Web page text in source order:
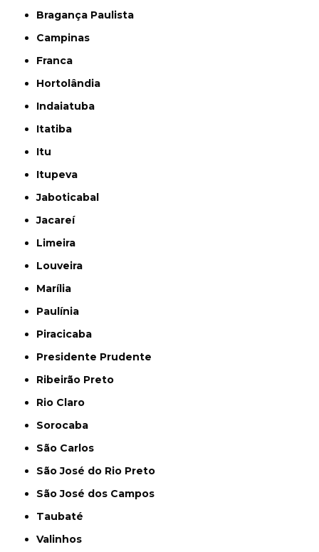
Bragança Paulista
Campinas
Franca
Hortolândia
Indaiatuba
Itatiba
Itu
Itupeva
Jaboticabal
Jacareí
Limeira
Louveira
Marília
Paulínia
Piracicaba
Presidente Prudente
Ribeirão Preto
Rio Claro
Sorocaba
São Carlos
São José do Rio Preto
São José dos Campos
Taubaté
Valinhos